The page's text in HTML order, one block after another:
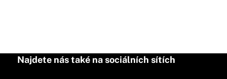
Najdete nás také na sociálních sítích